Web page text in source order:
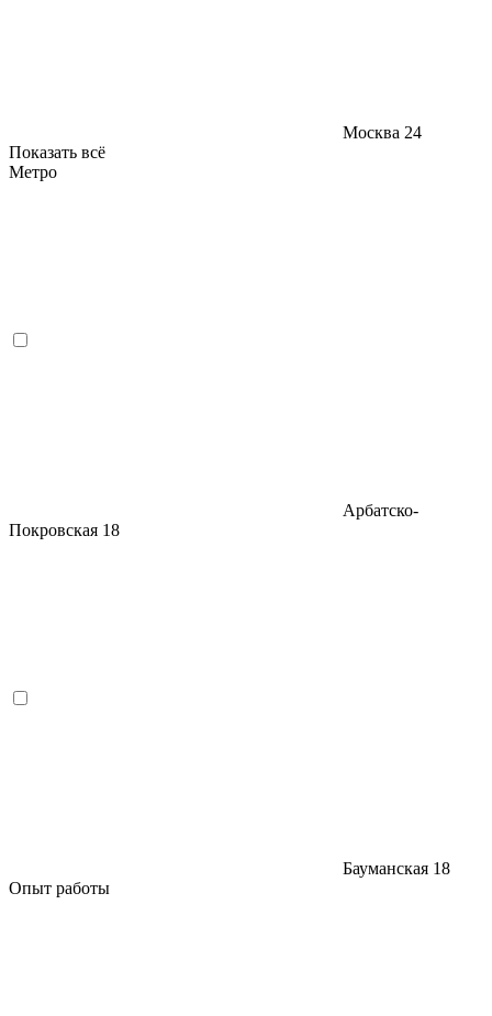
Москва 24
Показать всё
Метро
Арбатско-
Покровская 18
Бауманская 18
Опыт работы